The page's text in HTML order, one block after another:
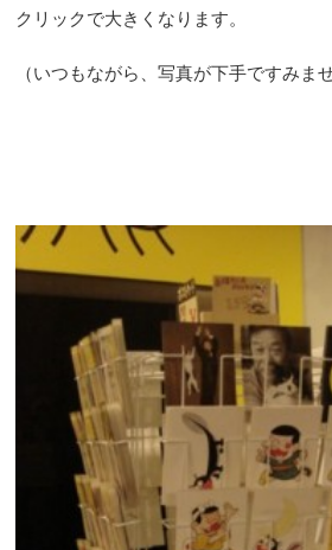
クリックで大きくなります。
（いつもながら、写真が下手ですみま